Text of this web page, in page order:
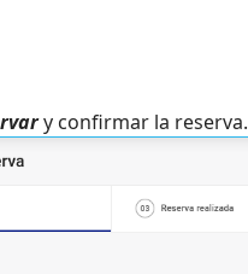
y confirmar la reserva.